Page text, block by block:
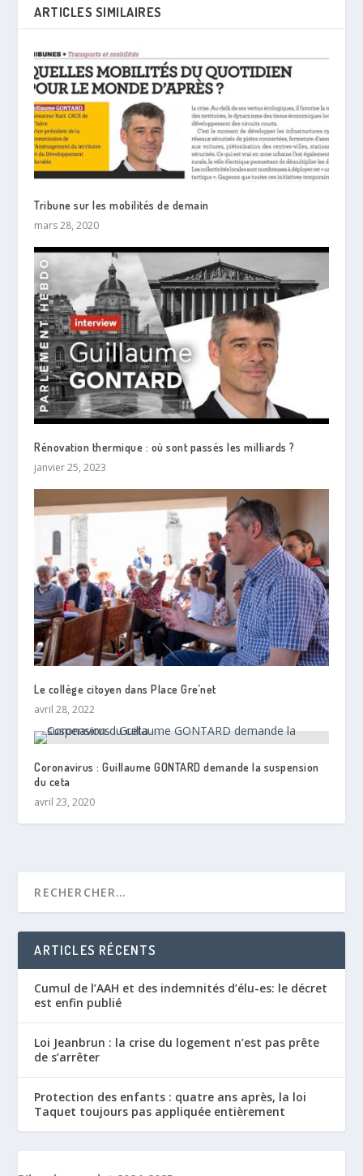
ARTICLES SIMILAIRES
Tribune sur les mobilités de demain
mars 28, 2020
Rénovation thermique : où sont passés les milliards ?
janvier 25, 2023
Le collège citoyen dans Place Gre’net
avril 28, 2022
Coronavirus : Guillaume GONTARD demande la suspension
du ceta
avril 23, 2020
ARTICLES RÉCENTS
Cumul de l’AAH et des indemnités d’élu-es: le décret
est enfin publié
Loi Jeanbrun : la crise du logement n’est pas prête
de s’arrêter
Protection des enfants : quatre ans après, la loi
Taquet toujours pas appliquée entièrement